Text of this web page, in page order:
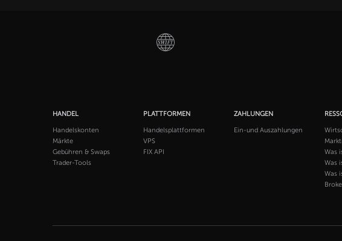
HANDEL
Handelskonten
Märkte
Gebühren & Swaps
Trader-Tools
PLATTFORMEN
Handelsplattformen
VPS
FIX API
ZAHLUNGEN
Ein-und Auszahlungen
Was
Was
Was